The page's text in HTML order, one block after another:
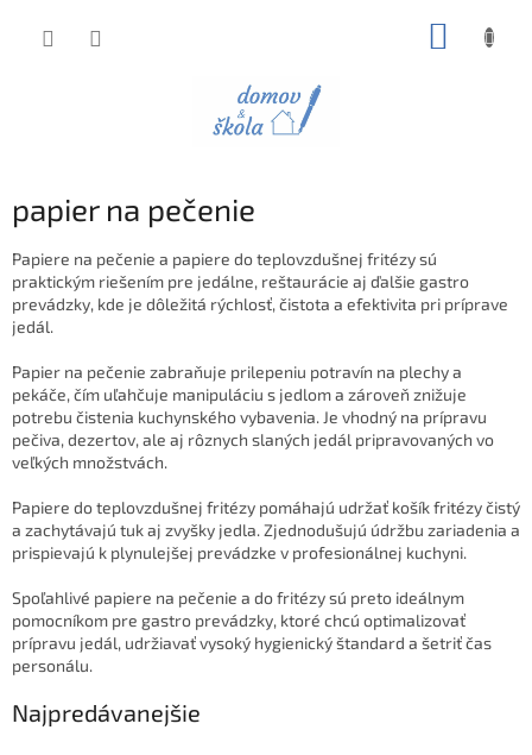
papier na pečenie
Papiere na pečenie a papiere do teplovzdušnej fritézy sú
praktickým riešením pre jedálne, reštaurácie aj ďalšie gastro
prevádzky, kde je dôležitá rýchlosť, čistota a efektivita pri príprave
jedál.
Papier na pečenie zabraňuje prilepeniu potravín na plechy a
pekáče, čím uľahčuje manipuláciu s jedlom a zároveň znižuje
potrebu čistenia kuchynského vybavenia. Je vhodný na prípravu
pečiva, dezertov, ale aj rôznych slaných jedál pripravovaných vo
veľkých množstvách.
Papiere do teplovzdušnej fritézy pomáhajú udržať košík fritézy čistý
a zachytávajú tuk aj zvyšky jedla. Zjednodušujú údržbu zariadenia a
prispievajú k plynulejšej prevádzke v profesionálnej kuchyni.
Spoľahlivé papiere na pečenie a do fritézy sú preto ideálnym
pomocníkom pre gastro prevádzky, ktoré chcú optimalizovať
prípravu jedál, udržiavať vysoký hygienický štandard a šetriť čas
personálu.
Najpredávanejšie